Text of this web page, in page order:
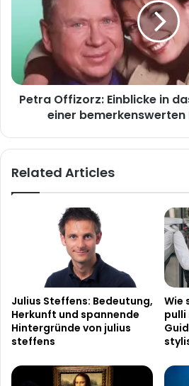
Leben
und
Wirken
einer
bemerkenswerten
Persönlichkeit
Petra Offizorz: Einblicke in
einer bemerkenswerten
Related Articles
Julius Steffens: Bedeutung,
Herkunft und spannende
Hintergründe von julius
steffens
Wie
pulli